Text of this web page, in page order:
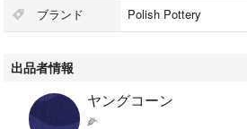
ブランド Polish Pottery
出品者情報
ヤングコーン
🌽